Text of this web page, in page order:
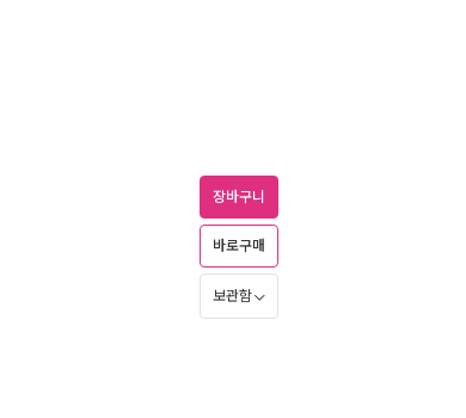
장바구니
바로구매
보관함